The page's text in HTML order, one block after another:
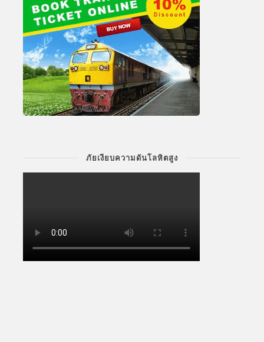
ภัยเงียบความดันโลหิตสูง